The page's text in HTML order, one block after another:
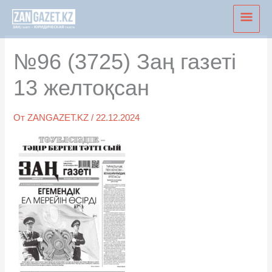
Перейти
содержимому
№96 (3725) Заң газеті
13 желтоқсан
ОтZANGAZET.KZ/22.12.2024